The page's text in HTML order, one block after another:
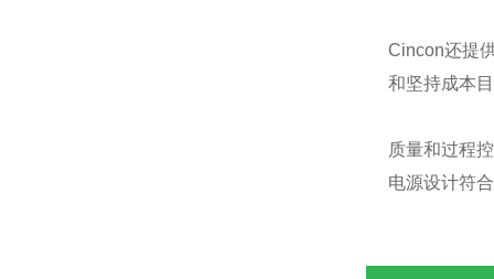
Cincon还提
和坚持成本
质量和过程
电源设计符合